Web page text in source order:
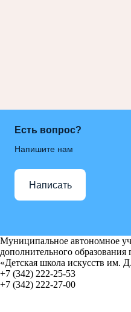
Есть вопрос?
Напишите нам
Написать
Муниципальное автономное
дополнительного
«Детская школа искусств им.
+7 (342) 222-25-53
+7 (342) 222-27-00